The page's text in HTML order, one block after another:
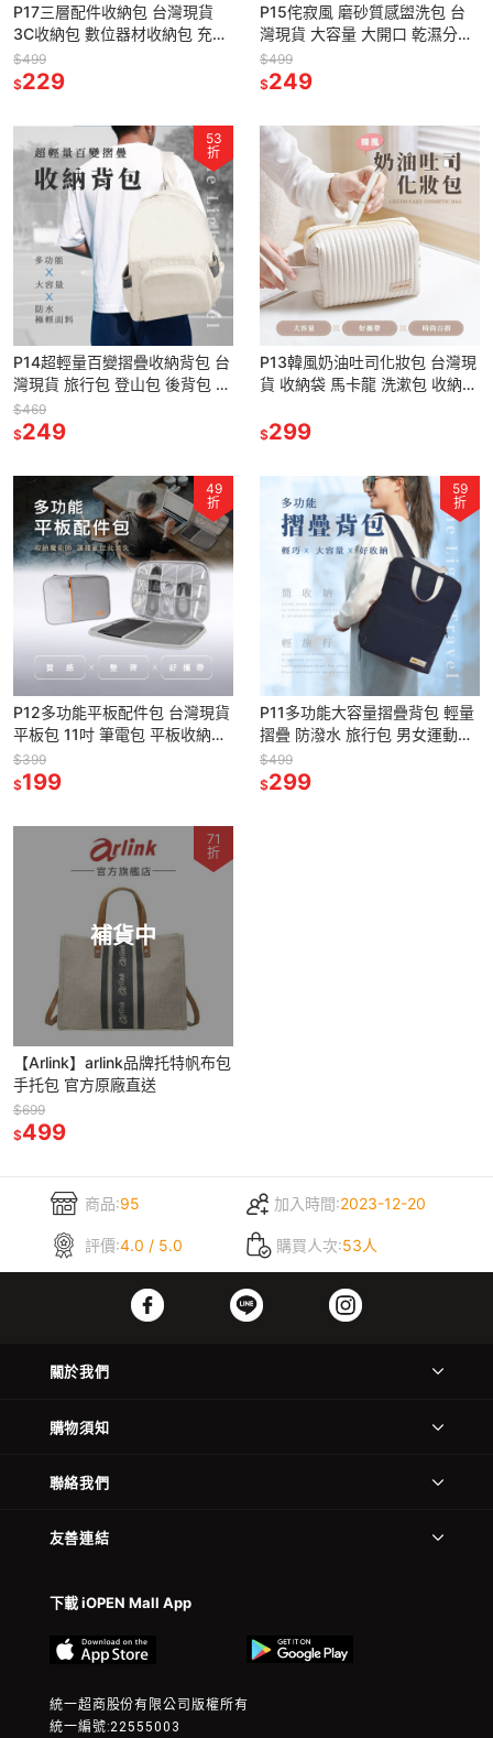
P17三層配件收納包 台灣現貨
3C收納包 數位器材收納包 充電
線收納盒 防潑水 防刮 大容量 電
源線材收納包 線材包
$499
$229
P15侘寂風 磨砂質感盥洗包 台
灣現貨 大容量 大開口 乾濕分離
盥洗包 旅行收納包 盥洗手提包
洗漱包 收納 手提袋
$499
$249
53
折
P14超輕量百變摺疊收納背包 台
灣現貨 旅行包 登山包 後背包 防
潑水 大容量 雙肩包 手提包 多功
能摺疊包 兩用包
$469
$249
P13韓風奶油吐司化妝包 台灣現
貨 收納袋 馬卡龍 洗漱包 收納包
ins風 大容量
$299
49
折
P12多功能平板配件包 台灣現貨
平板包 11吋 筆電包 平板收納包
防潑水 配件包 ipad收納包 平板
保護 手提包
$399
$199
59
折
P11多功能大容量摺疊背包 輕量
摺疊 防潑水 旅行包 男女運動背
包 登山後背包 雙肩包 便攜雙肩
包 折疊後背包
$499
$299
補貨中
71
折
【Arlink】arlink品牌托特帆布包
手托包 官方原廠直送
$699
$499
商品:95 加入時間:2023-12-20
評價:4.0 / 5.0 購買人次:53人
關於我們
購物須知
聯絡我們
友善連結
下載 iOPEN Mall App
統一超商股份有限公司版權所有
統一編號:22555003